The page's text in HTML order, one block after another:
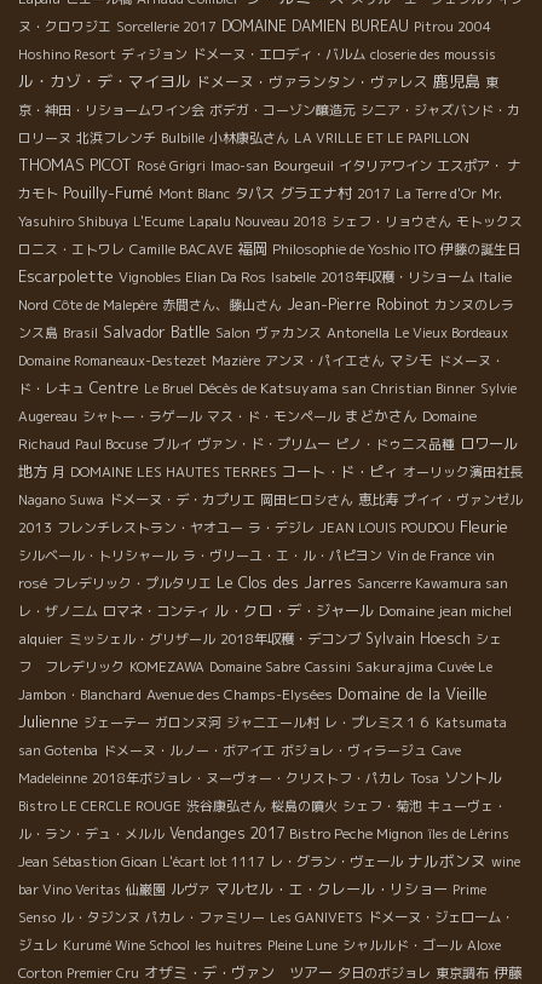
ヌ・クロワジエ Sorcellerie 2017 DOMAINE DAMIEN BUREAU Pitrou 2004
Hoshino Resort ディジョン ドメーヌ・エロディ・バルム closerie des moussis
ル・カゾ・デ・マイヨル ドメーヌ・ヴァランタン・ヴァレス 鹿児島 東
京・神田・リショームワイン会 ボデガ・コーゾン醸造元 シニア・ジャズバンド・カ
ロリーヌ 北浜フレンチ Bulbille 小林康弘さん LA VRILLE ET LE PAPILLON
THOMAS PICOT Rosé Grigri Imao-san Bourgeuil イタリアワイン エスポア・ ナ
カモト Pouilly-Fumé Mont Blanc タパス グラエナ村 2017 La Terre d'Or Mr.
Yasuhiro Shibuya L'Ecume Lapalu Nouveau 2018 シェフ・リョウさん モトックス
ロニス・エトワレ Camille BACAVE 福岡 Philosophie de Yoshio ITO 伊藤の誕生日
Escarpolette Vignobles Elian Da Ros Isabelle 2018年収穫・リショーム Italie
Nord Côte de Malepère 赤間さん、藤山さん Jean-Pierre Robinot カンヌのレラ
ンス島 Brasil Salvador Batlle Salon ヴァカンス Antonella Le Vieux Bordeaux
Domaine Romaneaux-Destezet Mazière アンヌ・パイエさん マシモ ドメーヌ・
ド・レキュ Centre Le Bruel Décès de Katsuyama san Christian Binner Sylvie
Augereau シャトー・ラゲール マス・ド・モンペール まどかさん Domaine
Richaud Paul Bocuse ブルイ ヴァン・ド・プリムー ピノ・ドゥニス品種 ロワール
地方 月 DOMAINE LES HAUTES TERRES コート・ド・ピィ オーリック濱田社長
Nagano Suwa ドメーヌ・デ・カプリエ 岡田ヒロシさん 恵比寿 プイイ・ヴァンゼル
2013 フレンチレストラン・ヤオユー ラ・デジレ JEAN LOUIS POUDOU Fleurie
シルベール・トリシャール ラ・ヴリーユ・エ・ル・パピヨン Vin de France vin
rosé フレデリック・プルタリエ Le Clos des Jarres Sancerre Kawamura san
レ・ザノ二ム ロマネ・コンティ ル・クロ・デ・ジャール Domaine jean michel
alquier ミッシェル・グリザール 2018年収穫・デコンブ Sylvain Hoesch シェ
フ フレデリック KOMEZAWA Domaine Sabre Cassini Sakurajima Cuvée Le
Jambon・Blanchard Avenue des Champs-Elysées Domaine de la Vieille
Julienne ジェーテー ガロンヌ河 ジャニエール村 レ・プレミス１６ Katsumata
san Gotenba ドメーヌ・ルノー・ボアイエ ボジョレ・ヴィラージュ Cave
Madeleinne 2018年ボジョレ・ヌーヴォー・クリストフ・パカレ Tosa ソントル
Bistro LE CERCLE ROUGE 渋谷康弘さん 桜島の噴火 シェフ・菊池 キューヴェ・
ル・ラン・デュ・メルル Vendanges 2017 Bistro Peche Mignon îles de Lérins
Jean Sébastion Gioan L'écart lot 1117 レ・グラン・ヴェール ナルボンヌ wine
bar Vino Veritas 仙巌園 ルヴァ マルセル・エ・クレール・リショー Prime
Senso ル・タジンヌ パカレ・ファミリー Les GANIVETS ドメーヌ・ジェローム・
ジュレ Kurumé Wine School les huitres Pleine Lune シャルルド・ゴール Aloxe
Corton Premier Cru オザミ・デ・ヴァン ツアー 夕日のボジョレ 東京調布 伊藤